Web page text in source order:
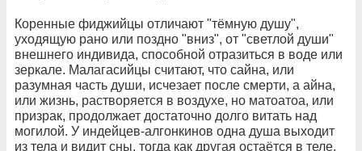
Коренные фиджийцы отличают "тёмную душу",
уходящую рано или поздно "вниз", от "светлой души"
внешнего индивида, способной отразиться в воде или
зеркале. Малагасийцы считают, что сайна, или
разумная часть души, исчезает после смерти, а айна,
или жизнь, растворяется в воздухе, но матоатоа, или
призрак, продолжает достаточно долго витать над
могилой. У индейцев-алгонкинов одна душа выходит
из тела и видит сны, тогда как другая остаётся в теле.